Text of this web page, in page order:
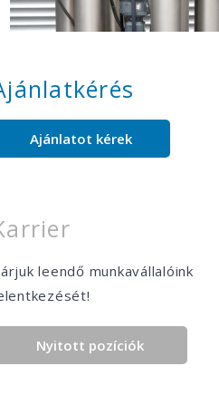
Ajánlatot kérek
leendő munkavállalóink
Nyitott pozíciók